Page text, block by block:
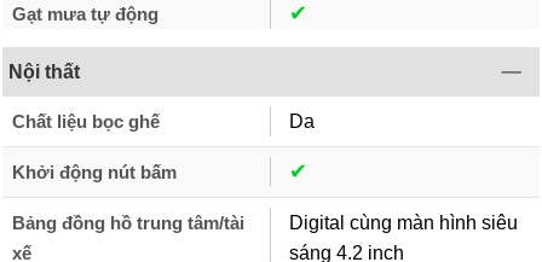
Gạt mưa tự động ✔︎
Nội thất
Chất liệu bọc ghế Da
Khởi động nút bấm ✔︎
Bảng đồng hồ trung tâm/tài
xế
Digital cùng màn hình siêu
sáng 4.2 inch